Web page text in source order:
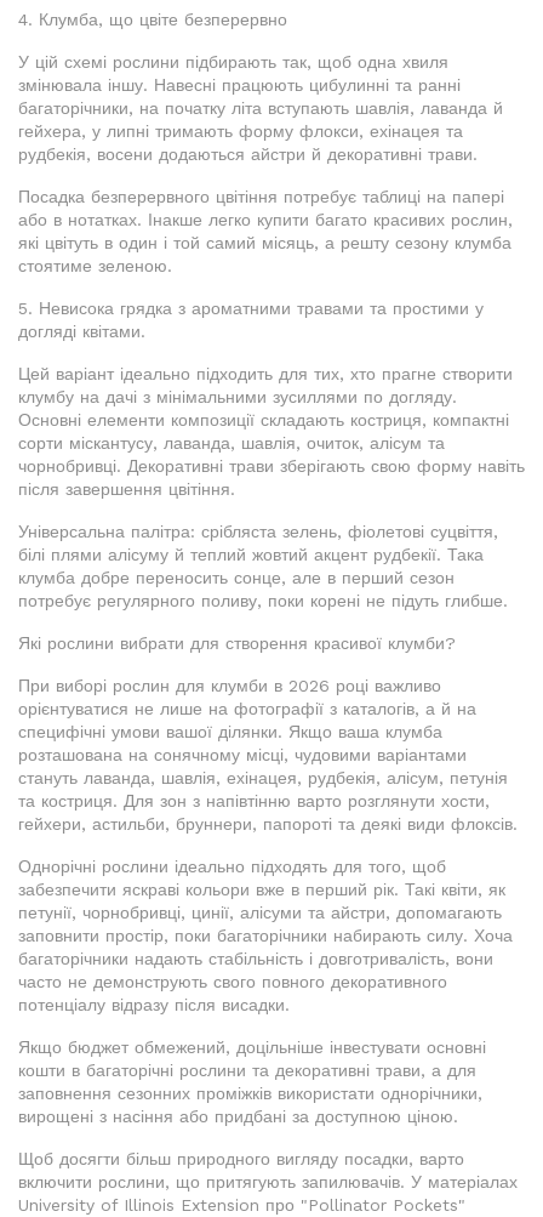
4. Клумба, що цвіте безперервно
У цій схемі рослини підбирають так, щоб одна хвиля
змінювала іншу. Навесні працюють цибулинні та ранні
багаторічники, на початку літа вступають шавлія, лаванда й
гейхера, у липні тримають форму флокси, ехінацея та
рудбекія, восени додаються айстри й декоративні трави.
Посадка безперервного цвітіння потребує таблиці на папері
або в нотатках. Інакше легко купити багато красивих рослин,
які цвітуть в один і той самий місяць, а решту сезону клумба
стоятиме зеленою.
5. Невисока грядка з ароматними травами та простими у
догляді квітами.
Цей варіант ідеально підходить для тих, хто прагне створити
клумбу на дачі з мінімальними зусиллями по догляду.
Основні елементи композиції складають костриця, компактні
сорти міскантусу, лаванда, шавлія, очиток, алісум та
чорнобривці. Декоративні трави зберігають свою форму навіть
після завершення цвітіння.
Універсальна палітра: срібляста зелень, фіолетові суцвіття,
білі плями алісуму й теплий жовтий акцент рудбекії. Така
клумба добре переносить сонце, але в перший сезон
потребує регулярного поливу, поки корені не підуть глибше.
Які рослини вибрати для створення красивої клумби?
При виборі рослин для клумби в 2026 році важливо
орієнтуватися не лише на фотографії з каталогів, а й на
специфічні умови вашої ділянки. Якщо ваша клумба
розташована на сонячному місці, чудовими варіантами
стануть лаванда, шавлія, ехінацея, рудбекія, алісум, петунія
та костриця. Для зон з напівтінню варто розглянути хости,
гейхери, астильби, бруннери, папороті та деякі види флоксів.
Однорічні рослини ідеально підходять для того, щоб
забезпечити яскраві кольори вже в перший рік. Такі квіти, як
петунії, чорнобривці, цинії, алісуми та айстри, допомагають
заповнити простір, поки багаторічники набирають силу. Хоча
багаторічники надають стабільність і довготривалість, вони
часто не демонструють свого повного декоративного
потенціалу відразу після висадки.
Якщо бюджет обмежений, доцільніше інвестувати основні
кошти в багаторічні рослини та декоративні трави, а для
заповнення сезонних проміжків використати однорічники,
вирощені з насіння або придбані за доступною ціною.
Щоб досягти більш природного вигляду посадки, варто
включити рослини, що притягують запилювачів. У матеріалах
University of Illinois Extension про "Pollinator Pockets"